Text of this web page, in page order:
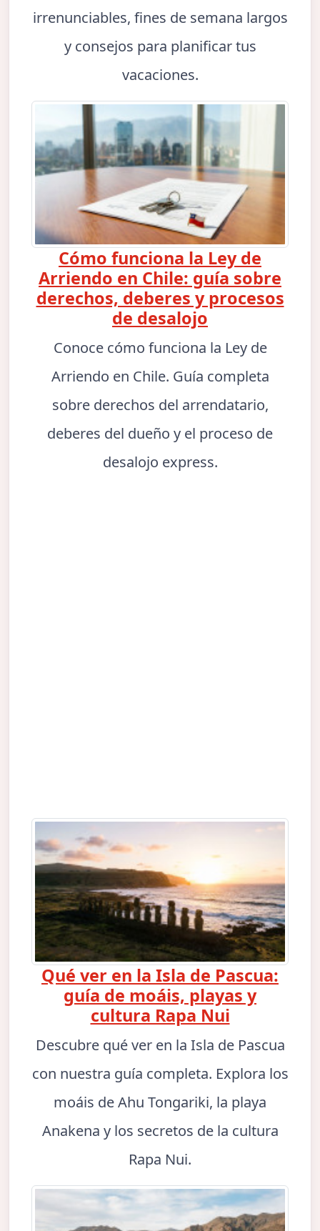
irrenunciables, fines de semana largos
y consejos para planificar tus
vacaciones.
Cómo funciona la Ley de
Arriendo en Chile: guía sobre
derechos, deberes y procesos
de desalojo
Conoce cómo funciona la Ley de
Arriendo en Chile. Guía completa
sobre derechos del arrendatario,
deberes del dueño y el proceso de
desalojo express.
Qué ver en la Isla de Pascua:
guía de moáis, playas y
cultura Rapa Nui
Descubre qué ver en la Isla de Pascua
con nuestra guía completa. Explora los
moáis de Ahu Tongariki, la playa
Anakena y los secretos de la cultura
Rapa Nui.